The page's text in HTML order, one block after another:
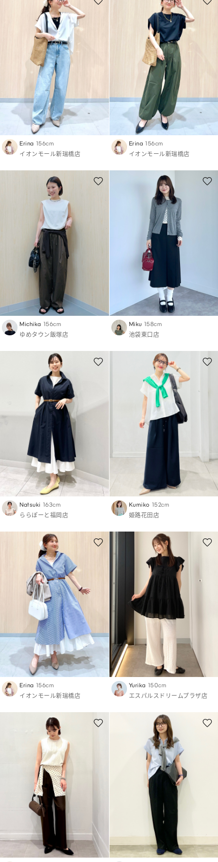
Erina 156cm
イオンモール新瑞橋店
Erina 156cm
イオンモール新瑞橋店
Michika 156cm
ゆめタウン飯塚店
Miku 158cm
池袋東口店
Natsuki 163cm
ららぽーと福岡店
Kumiko 152cm
姫路花田店
Erina 156cm
イオンモール新瑞橋店
Yurika 150cm
エスパルスドリームプラザ店